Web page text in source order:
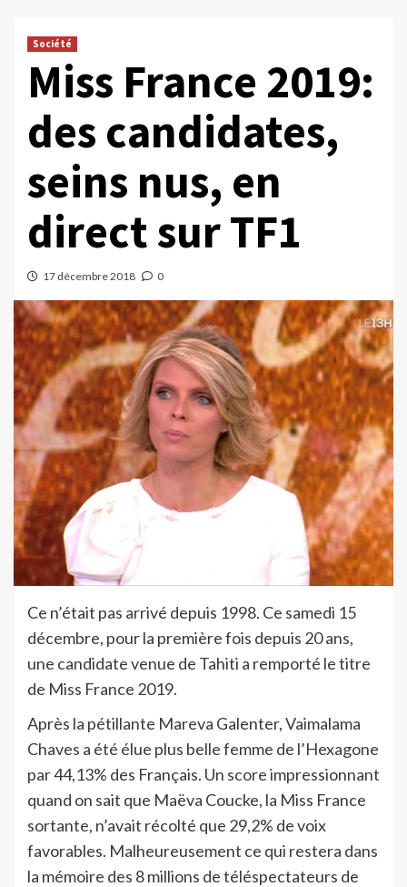
Société
Miss France 2019:
des candidates,
seins nus, en
direct sur TF1
17 décembre 2018 0
Ce n’était pas arrivé depuis 1998. Ce samedi 15
décembre, pour la première fois depuis 20 ans,
une candidate venue de Tahiti a remporté le titre
de Miss France 2019.
Après la pétillante Mareva Galenter, Vaimalama
Chaves a été élue plus belle femme de l’Hexagone
par 44,13% des Français. Un score impressionnant
quand on sait que Maëva Coucke, la Miss France
sortante, n’avait récolté que 29,2% de voix
favorables. Malheureusement ce qui restera dans
la mémoire des 8 millions de téléspectateurs de